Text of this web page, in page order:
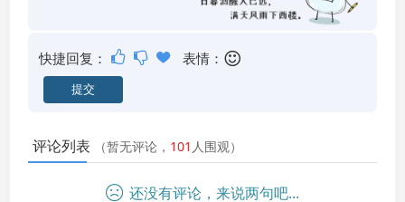
快捷回复： 表情：
评论列表 （暂无评论， 101 人围观）
还没有评论，来说两句吧...